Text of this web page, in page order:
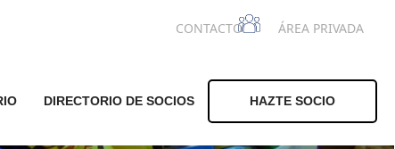
CONTACTO ÁREA PRIVADA
DIRECTORIO DE SOCIOS HAZTE SOCIO